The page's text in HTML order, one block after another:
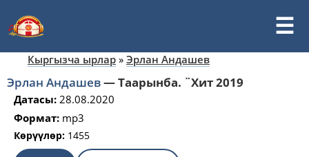
Кыргызча ырлар » Эрлан Андашев
Эрлан Андашев—Таарынба. ¨Хит 2019
Датасы: 28.08.2020
Формат: mp3
Көрүүлөр: 1455